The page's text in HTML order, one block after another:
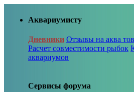
Аквариумисту
Дневники Отзывы на аква
Расчет совместимости рыбок
аквариумов
Сервисы форума